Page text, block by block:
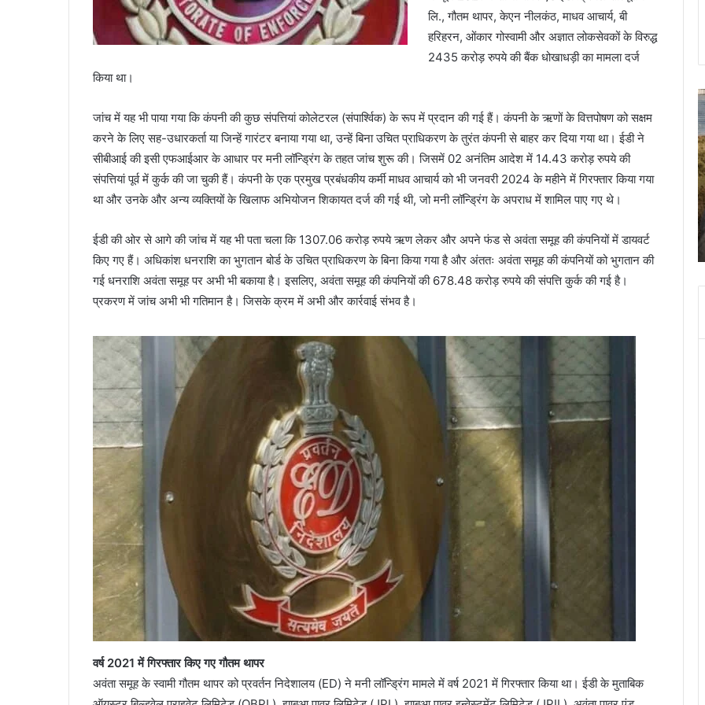
लि., गौतम थापर, केएन नीलकंठ, माधव आचार्य, बी
हरिहरन, ओंकार गोस्वामी और अज्ञात लोकसेवकों के विरुद्ध
2435 करोड़ रुपये की बैंक धोखाधड़ी का मामला दर्ज
किया था।
जांच में यह भी पाया गया कि कंपनी की कुछ संपत्तियां कोलेटरल (संपार्श्विक) के रूप में प्रदान की गई हैं। कंपनी के ऋणों के वित्तपोषण को सक्षम
करने के लिए सह-उधारकर्ता या जिन्हें गारंटर बनाया गया था, उन्हें बिना उचित प्राधिकरण के तुरंत कंपनी से बाहर कर दिया गया था। ईडी ने
सीबीआई की इसी एफआईआर के आधार पर मनी लॉन्ड्रिंग के तहत जांच शुरू की। जिसमें 02 अनंतिम आदेश में 14.43 करोड़ रुपये की
संपत्तियां पूर्व में कुर्क की जा चुकी हैं। कंपनी के एक प्रमुख प्रबंधकीय कर्मी माधव आचार्य को भी जनवरी 2024 के महीने में गिरफ्तार किया गया
था और उनके और अन्य व्यक्तियों के खिलाफ अभियोजन शिकायत दर्ज की गई थी, जो मनी लॉन्ड्रिंग के अपराध में शामिल पाए गए थे।
ईडी की ओर से आगे की जांच में यह भी पता चला कि 1307.06 करोड़ रुपये ऋण लेकर और अपने फंड से अवंता समूह की कंपनियों में डायवर्ट
किए गए हैं। अधिकांश धनराशि का भुगतान बोर्ड के उचित प्राधिकरण के बिना किया गया है और अंततः अवंता समूह की कंपनियों को भुगतान की
गई धनराशि अवंता समूह पर अभी भी बकाया है। इसलिए, अवंता समूह की कंपनियों की 678.48 करोड़ रुपये की संपत्ति कुर्क की गई है।
प्रकरण में जांच अभी भी गतिमान है। जिसके क्रम में अभी और कार्रवाई संभव है।
वर्ष 2021 में गिरफ्तार किए गए गौतम थापर
अवंता समूह के स्वामी गौतम थापर को प्रवर्तन निदेशालय (ED) ने मनी लॉन्ड्रिंग मामले में वर्ष 2021 में गिरफ्तार किया था। ईडी के मुताबिक
दून
की
इन
सड़कों
पर
न
बेहतर,
रोके
जाएंगे
वाहन
November 8, 2023
वाहन
के
पर
सरकारी
शिक्षिका
पत्नी
का
आरोप,
शादी
को
बस
माह
हुए
1 week ago
का आरोप, शादी को बस 08 माह हुए थे
के
दो
से